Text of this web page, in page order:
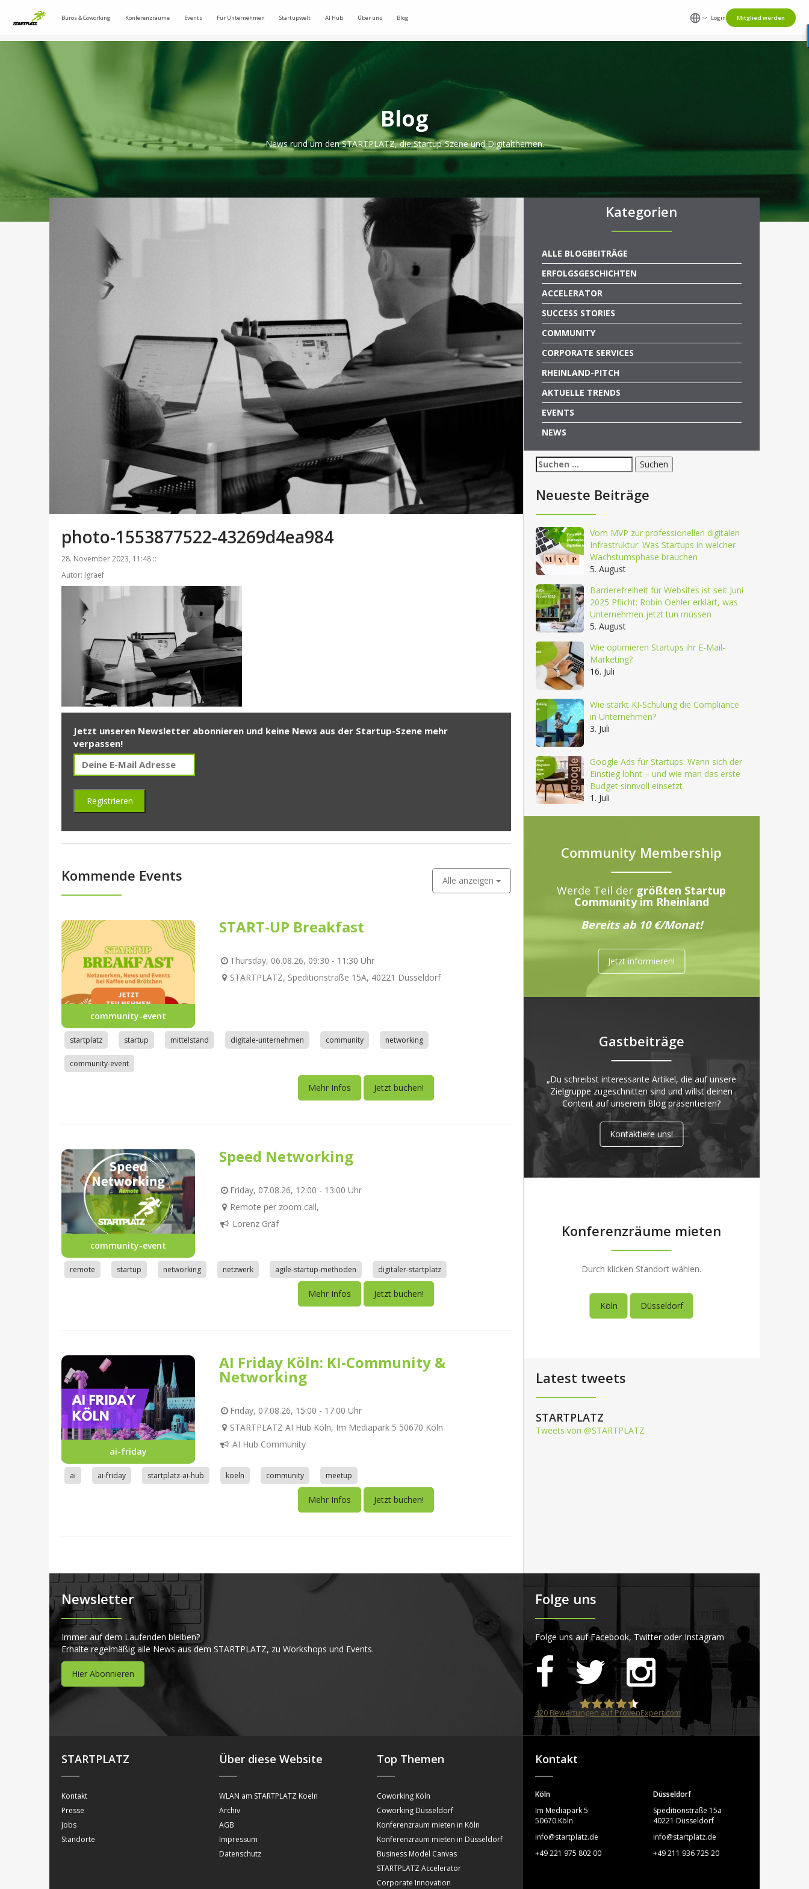
Büros & Coworking Konferenzräume Events Für Unternehmen Startupwelt AI Hub Über uns Blog Login Mitglied werden
Blog
News rund um den STARTPLATZ, die Startup-Szene und Digitalthemen.
photo-1553877522-43269d4ea984
28. November 2023, 11:48 ::
Autor: lgraef
Jetzt unseren Newsletter abonnieren und keine News aus der Startup-Szene mehr
verpassen!
Kommende Events Alle anzeigen
community-event
START-UP Breakfast
Thursday, 06.08.26, 09:30 - 11:30 Uhr
STARTPLATZ, Speditionstraße 15A, 40221 Düsseldorf
startplatz startup mittelstand digitale-unternehmen community networking
community-event
Mehr Infos Jetzt buchen!
community-event
Speed Networking
Friday, 07.08.26, 12:00 - 13:00 Uhr
Remote per zoom call,
Lorenz Gräf
remote startup networking netzwerk agile-startup-methoden digitaler-startplatz
Mehr Infos Jetzt buchen!
ai-friday
AI Friday Köln: KI-Community &
Networking
Friday, 07.08.26, 15:00 - 17:00 Uhr
STARTPLATZ AI Hub Köln, Im Mediapark 5 50670 Köln
AI Hub Community
ai ai-friday startplatz-ai-hub koeln community meetup
Mehr Infos Jetzt buchen!
Kategorien
ALLE BLOGBEITRÄGE
ERFOLGSGESCHICHTEN
ACCELERATOR
SUCCESS STORIES
COMMUNITY
CORPORATE SERVICES
RHEINLAND-PITCH
AKTUELLE TRENDS
EVENTS
NEWS
Suchen
nach:
Neueste Beiträge
Vom MVP zur professionellen digitalen
Infrastruktur: Was Startups in welcher
Wachstumsphase brauchen
5. August
Barrierefreiheit für Websites ist seit Juni
2025 Pflicht: Robin Oehler erklärt, was
Unternehmen jetzt tun müssen
5. August
Wie optimieren Startups ihr E-Mail-
Marketing?
16. Juli
Wie stärkt KI-Schulung die Compliance
in Unternehmen?
3. Juli
Google Ads für Startups: Wann sich der
Einstieg lohnt – und wie man das erste
Budget sinnvoll einsetzt
1. Juli
Community Membership
Werde Teil der größten Startup
Community im Rheinland
Bereits ab 10 €/Monat!
Jetzt informieren!
Gastbeiträge
„Du schreibst interessante Artikel, die auf unsere
Zielgruppe zugeschnitten sind und willst deinen
Content auf unserem Blog präsentieren?
Kontaktiere uns!
Konferenzräume mieten
Durch klicken Standort wählen.
Köln Düsseldorf
Latest tweets
STARTPLATZ
Tweets von @STARTPLATZ
Newsletter
Immer auf dem Laufenden bleiben?
Erhalte regelmäßig alle News aus dem STARTPLATZ, zu Workshops und Events.
Hier Abonnieren
Folge uns
Folge uns auf Facebook, Twitter oder Instagram
STARTPLATZ
420Bewertungen auf ProvenExpert.com
STARTPLATZ
Kontakt
Presse
Jobs
Standorte
Über diese Website
WLAN am STARTPLATZ Koeln
Archiv
AGB
Impressum
Datenschutz
Top Themen
Coworking Köln
Coworking Düsseldorf
Konferenzraum mieten in Köln
Konferenzraum mieten in Düsseldorf
Business Model Canvas
STARTPLATZ Accelerator
Corporate Innovation
Kontakt
Köln
Im Mediapark 5
50670 Köln
info@startplatz.de
+49 221 975 802 00
Düsseldorf
Speditionstraße 15a
40221 Düsseldorf
info@startplatz.de
+49 211 936 725 20